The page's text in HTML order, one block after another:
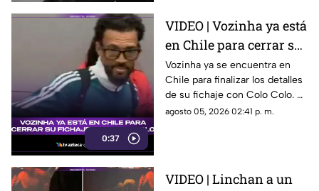
0:37
VIDEO | Vozinha ya está
en Chile para cerrar su
fichaje con Colo Colo
Vozinha ya se encuentra en
Chile para finalizar los detalles
de su fichaje con Colo Colo. El
momento fue captado en
agosto 05, 2026 02:41 p. m.
VIDEO | Linchan a un